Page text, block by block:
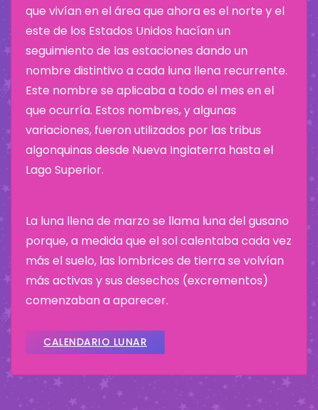
que vivían en el área que ahora es el norte y el
este de los Estados Unidos hacían un
seguimiento de las estaciones dando un
nombre distintivo a cada luna llena recurrente.
Este nombre se aplicaba a todo el mes en el
que ocurría. Estos nombres, y algunas
variaciones, fueron utilizados por las tribus
algonquinas desde Nueva Inglaterra hasta el
Lago Superior.
La luna llena de marzo se llama luna del gusano
porque, a medida que el sol calentaba cada vez
más el suelo, las lombrices de tierra se volvían
más activas y sus desechos (excrementos)
comenzaban a aparecer.
CALENDARIO LUNAR